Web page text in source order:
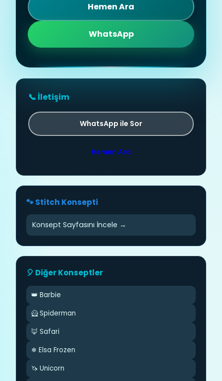
Hemen Ara
WhatsApp
📞 İletişim
WhatsApp ile Sor
Hemen Ara
🐾 Stitch Konsepti
Konsept Sayfasını İncele →
🎈 Diğer Konseptler
👑 Barbie
🦸 Spiderman
🦊 Safari
❄ Elsa Frozen
🦄 Unicorn